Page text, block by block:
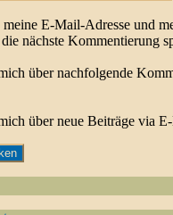
E-Mail-Adresse und
nächste Kommentierung
über nachfolgende
über neue Beiträge via